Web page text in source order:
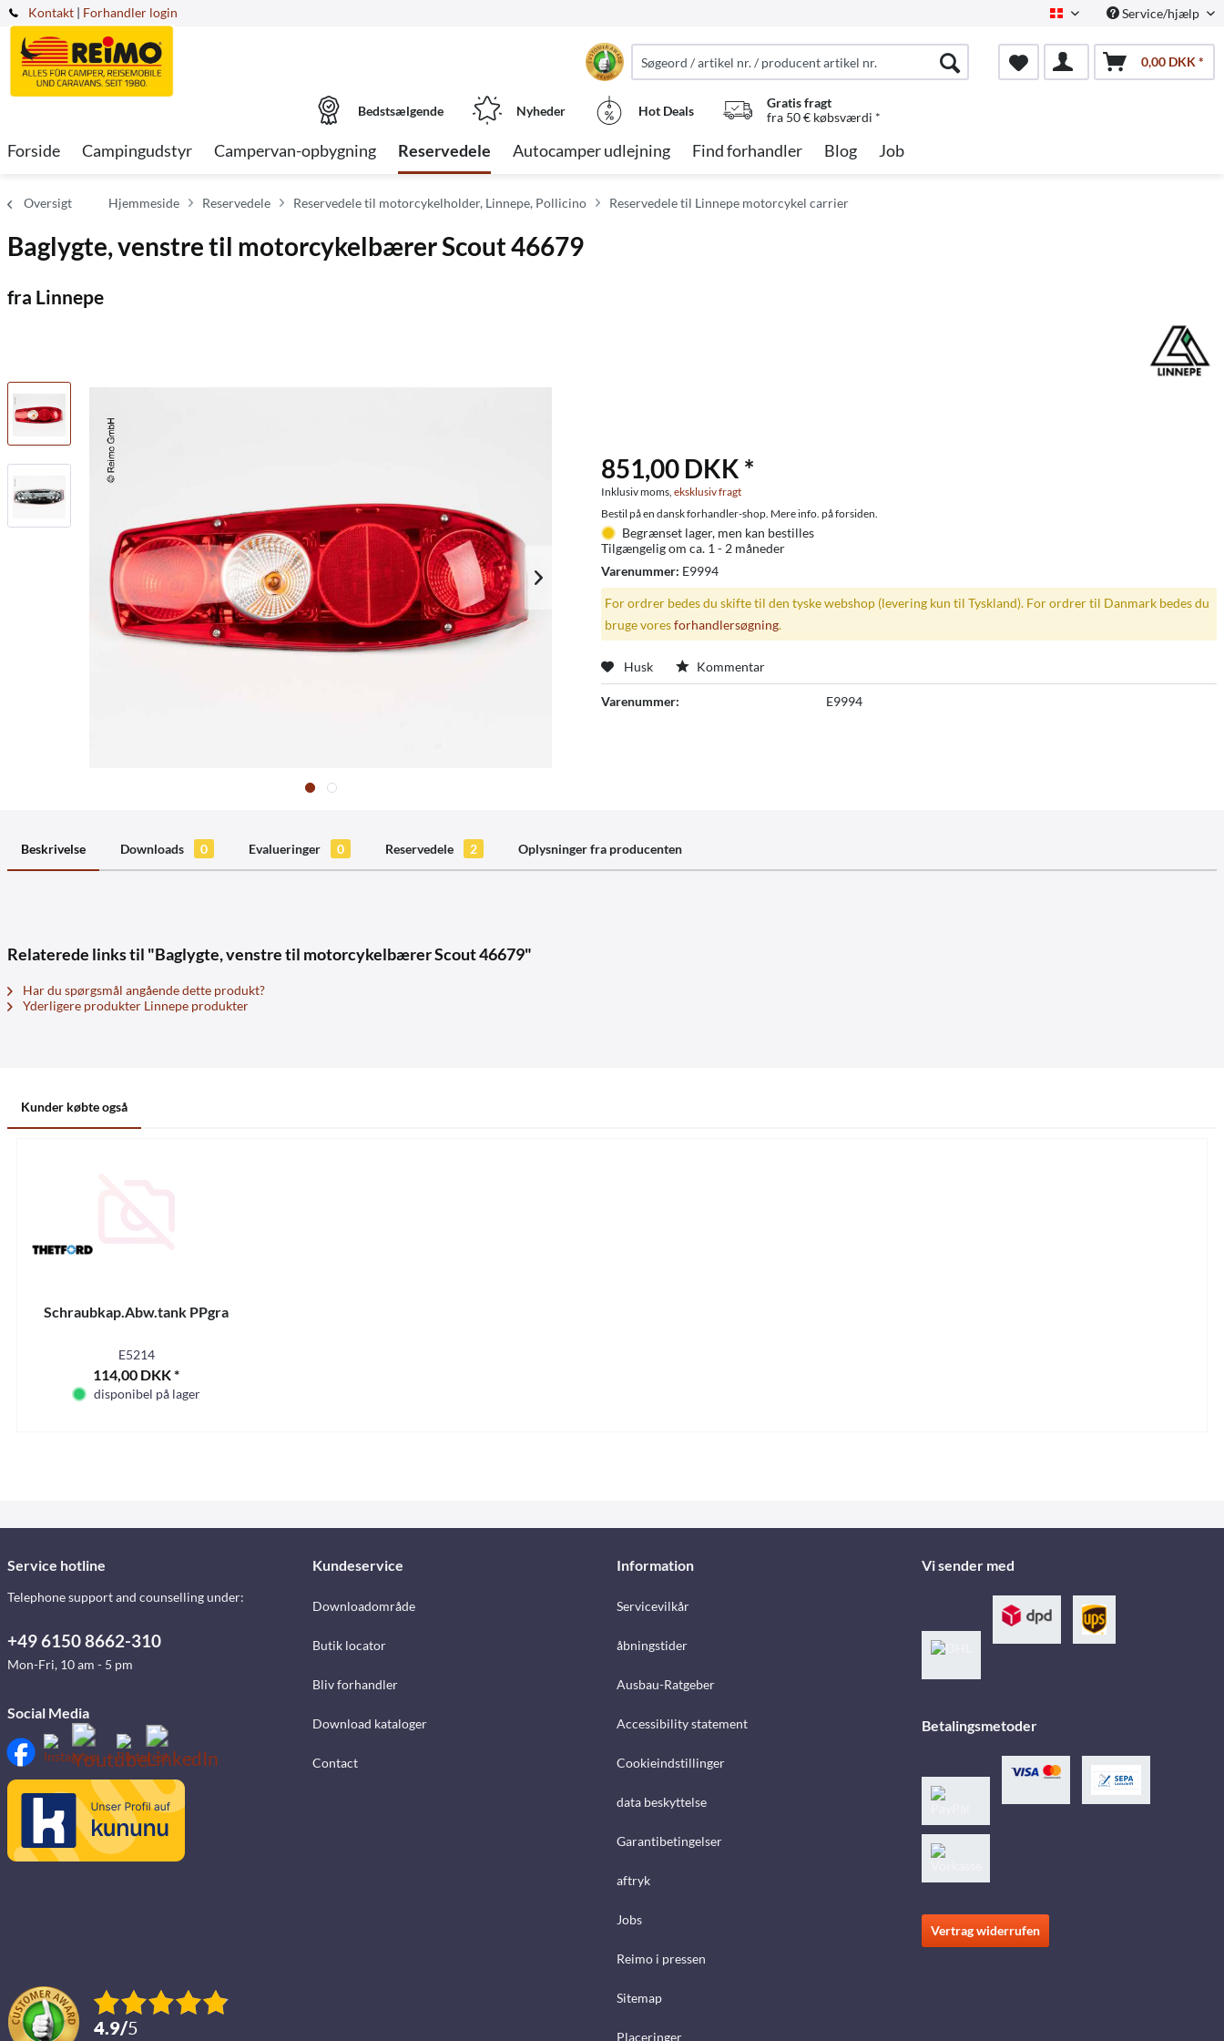
Kontakt Dansk Service/hjælp
| Forhandler login
0,00 DKK *
Bedstsælgende Nyheder Hot Deals
Gratis fragt
fra 50 € købsværdi *
Forside Campingudstyr Campervan-opbygning Reservedele Autocamper udlejning Find forhandler Blog Job
Oversigt Hjemmeside Reservedele Reservedele til motorcykelholder, Linnepe, Pollicino Reservedele til Linnepe motorcykel carrier
Baglygte, venstre til motorcykelbærer Scout 46679
fra Linnepe
851,00 DKK *
Inklusiv moms, eksklusiv fragt
Bestil på en dansk forhandler-shop. Mere info. på forsiden.
Begrænset lager, men kan bestilles
Tilgængelig om ca. 1 - 2 måneder
Varenummer: E9994
For ordrer bedes du skifte til den tyske webshop (levering kun til Tyskland). For ordrer til Danmark bedes du
bruge voresforhandlersøgning.
Husk Kommentar
Varenummer: E9994
Beskrivelse Downloads 0 Evalueringer 0 Reservedele 2 Oplysninger fra producenten
Relaterede links til "Baglygte, venstre til motorcykelbærer Scout 46679"
Har du spørgsmål angående dette produkt?
Yderligere produkter Linnepe produkter
Kunder købte også
Schraubkap.Abw.tank PPgra
E5214
114,00 DKK *
disponibel på lager
Service hotline
Telephone support and counselling under:
+49 6150 8662-310
Mon-Fri, 10 am - 5 pm
Social Media
4.9/5
Kundeservice
Downloadområde
Butik locator
Bliv forhandler
Download kataloger
Contact
Information
Servicevilkår
åbningstider
Ausbau-Ratgeber
Accessibility statement
Cookieindstillinger
data beskyttelse
Garantibetingelser
aftryk
Jobs
Reimo i pressen
Sitemap
Placeringer
Vi sender med
Betalingsmetoder
Vertrag widerrufen